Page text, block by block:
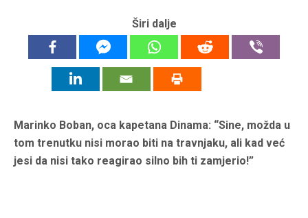
Širi dalje
Marinko Boban, oca kapetana Dinama: “Sine, možda u
tom trenutku nisi morao biti na travnjaku, ali kad već
jesi da nisi tako reagirao silno bih ti zamjerio!”